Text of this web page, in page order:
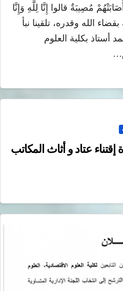
مُصِيبَةٌ قالوا إِنَّا لِلَّهِ وَإِنَّا
الله وقدره، تلقينا نبأ
بكلية العلوم
عتاد و أثاث المكاتب